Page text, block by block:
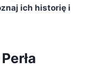
ich historię i